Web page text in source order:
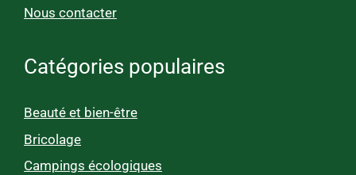
Nous contacter
Catégories populaires
Beauté et bien-être
Bricolage
Campings écologiques